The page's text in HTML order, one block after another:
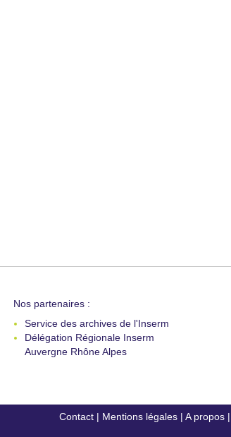
Nos partenaires :
Service des archives de l'Inserm
Délégation Régionale Inserm
Auvergne Rhône Alpes
Contact| Mentions légales| A propos|